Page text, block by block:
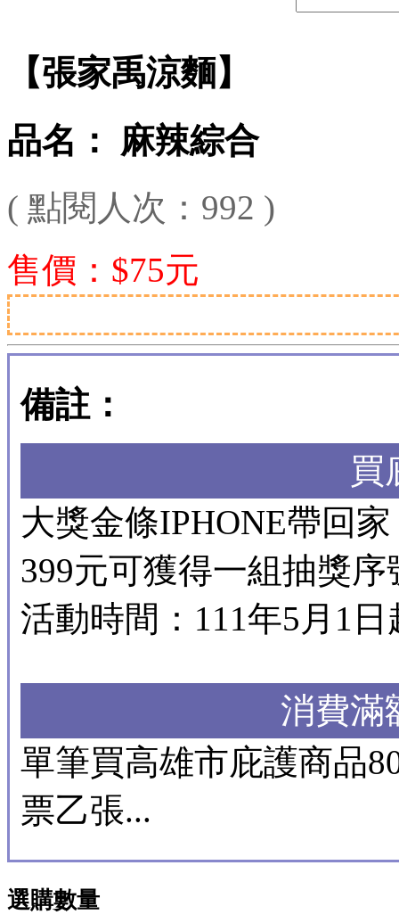
【張家禹涼麵】
品名： 麻辣綜合
( 點閱人次：992 )
售價：$75元
備註：
買
大獎金條IPHONE帶回
399元可獲得一組抽獎序
活動時間：111年5月1
消費滿
單筆買高雄市庇護商品
票乙張...
選購數量